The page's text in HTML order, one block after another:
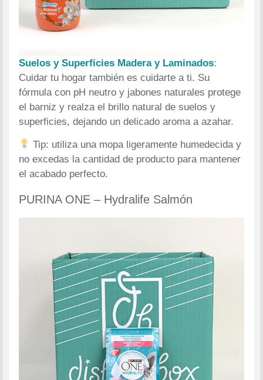
Suelos y Superficies Madera y Laminados:
Cuidar tu hogar también es cuidarte a ti. Su
fórmula con pH neutro y jabones naturales protege
el barniz y realza el brillo natural de suelos y
superficies, dejando un delicado aroma a azahar.
Tip: utiliza una mopa ligeramente humedecida y
no excedas la cantidad de producto para mantener
el acabado perfecto.
PURINA ONE – Hydralife Salmón